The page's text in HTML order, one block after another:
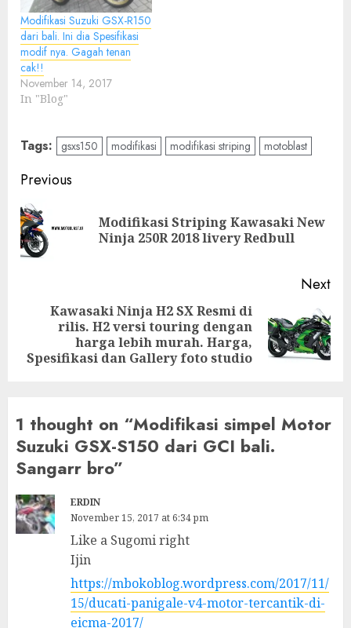
Modifikasi Suzuki GSX-R150
dari bali. Ini dia Spesifikasi
modif nya. Gagah tenan
cak!!
November 14, 2017
In "Blog"
Tags: gsxs150 modifikasi modifikasi striping motoblast
Post
navigation
Previous
Modifikasi Striping Kawasaki New
Ninja 250R 2018 livery Redbull
Next
post:
Kawasaki Ninja H2 SX Resmi di
rilis. H2 versi touring dengan
harga lebih murah. Harga,
Spesifikasi dan Gallery foto studio
1 thought on “Modifikasi simpel Motor
Suzuki GSX-S150 dari GCI bali.
Sangarr bro”
ERDIN
November 15, 2017 at 6:34 pm
Like a Sugomi right
Ijin
https://mbokoblog.wordpress.com/2017/11/
15/ducati-panigale-v4-motor-tercantik-di-
eicma-2017/